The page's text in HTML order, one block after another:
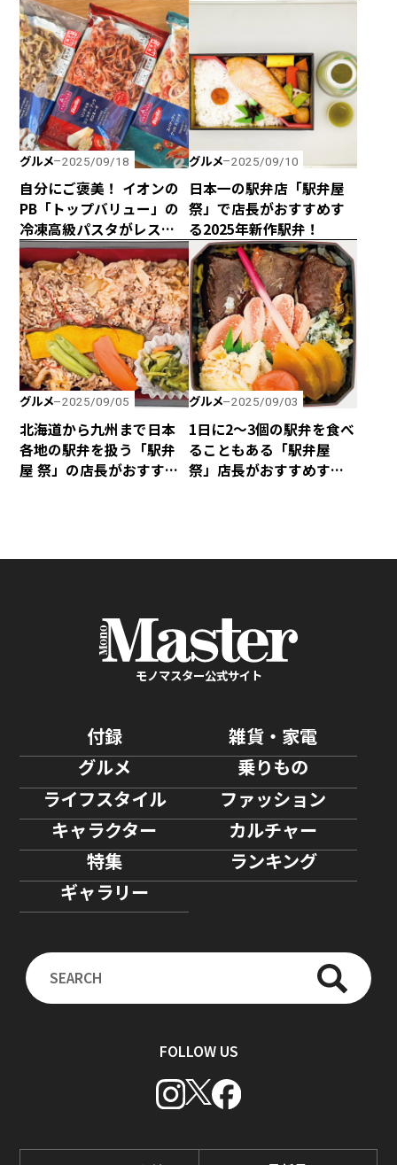
グルメ 2025/09/18
自分にご褒美！ イオンの
PB「トップバリュー」の
冷凍高級パスタがレスト
ランばりのクオリティ
だった
グルメ 2025/09/10
日本一の駅弁店「駅弁屋
祭」で店長がおすすめす
る2025年新作駅弁！
グルメ 2025/09/05
北海道から九州まで日本
各地の駅弁を扱う「駅弁
屋 祭」の店長がおすすめ
グルメ 2025/09/03
1日に2～3個の駅弁を食べ
ることもある「駅弁屋
祭」店長がおすすめする
モノマスター公式サイト
付録
雑貨・家電
グルメ
乗りもの
ライフスタイル
ファッション
キャラクター
カルチャー
特集
ランキング
ギャラリー
FOLLOW US